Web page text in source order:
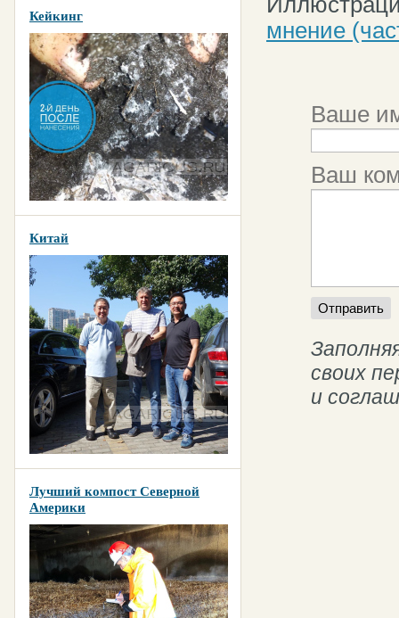
Кейкинг
Китай
Лучший компост Северной
Америки
мнение
Ваше
Ваш
своих
и